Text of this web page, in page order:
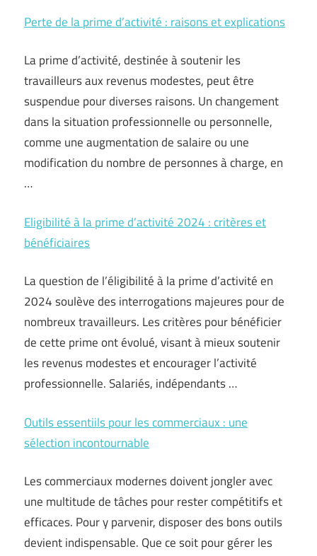
Perte de la prime d’activité : raisons et explications
La prime d’activité, destinée à soutenir les
travailleurs aux revenus modestes, peut être
suspendue pour diverses raisons. Un changement
dans la situation professionnelle ou personnelle,
comme une augmentation de salaire ou une
modification du nombre de personnes à charge, en
…
Eligibilité à la prime d’activité 2024 : critères et
bénéficiaires
La question de l’éligibilité à la prime d’activité en
2024 soulève des interrogations majeures pour de
nombreux travailleurs. Les critères pour bénéficier
de cette prime ont évolué, visant à mieux soutenir
les revenus modestes et encourager l’activité
professionnelle. Salariés, indépendants …
Outils essentiils pour les commerciaux : une
sélection incontournable
Les commerciaux modernes doivent jongler avec
une multitude de tâches pour rester compétitifs et
efficaces. Pour y parvenir, disposer des bons outils
devient indispensable. Que ce soit pour gérer les